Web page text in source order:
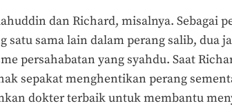
dan Richard, misalnya. Sebagai
satu sama lain dalam perang salib, dua
persahabatan yang syahdu. Saat
sepakat menghentikan perang
dokter terbaik untuk membantu